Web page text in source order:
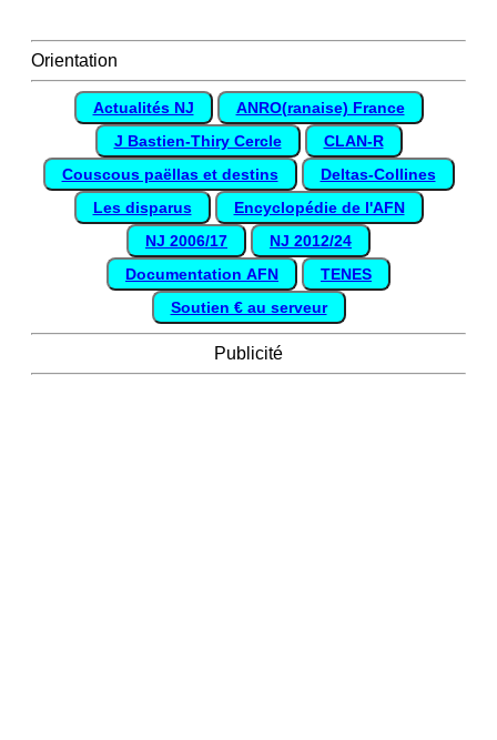
Orientation
Actualités NJ
ANRO(ranaise) France
J Bastien-Thiry Cercle
CLAN-R
Couscous paëllas et destins
Deltas-Collines
Les disparus
Encyclopédie de l'AFN
NJ 2006/17
NJ 2012/24
Documentation AFN
TENES
Soutien € au serveur
Publicité